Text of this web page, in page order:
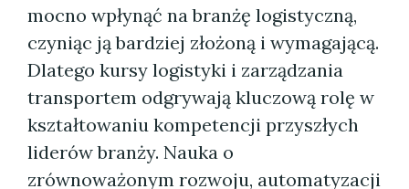
mocno wpłynąć na branżę logistyczną,
czyniąc ją bardziej złożoną i wymagającą.
Dlatego kursy logistyki i zarządzania
transportem odgrywają kluczową rolę w
kształtowaniu kompetencji przyszłych
liderów branży. Nauka o
zrównoważonym rozwoju, automatyzacji